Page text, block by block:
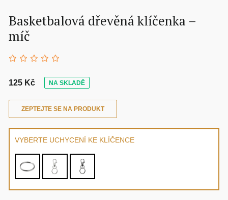
Basketbalová dřevěná klíčenka –
míč
125 Kč NA SKLADĚ
ZEPTEJTE SE NA PRODUKT
VYBERTE UCHYCENÍ KE KLÍČENCE